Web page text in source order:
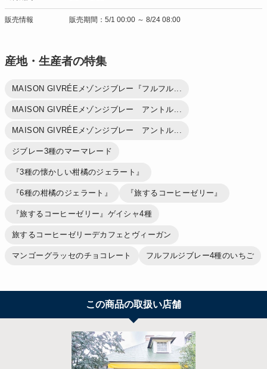
販売情報 販売期間：5/1 00:00 ～ 8/24 08:00
産地・生産者の特集
MAISON GIVRÉEメゾンジブレー『フルフル...
MAISON GIVRÉEメゾンジブレー アントル...
MAISON GIVRÉEメゾンジブレー アントル...
ジブレー3種のマーマレード
『3種の懐かしい柑橘のジェラート』
『6種の柑橘のジェラート』 『旅するコーヒーゼリー』
『旅するコーヒーゼリー』ゲイシャ4種
旅するコーヒーゼリーデカフェとヴィーガン
マンゴーグラッセのチョコレート フルフルジブレー4種のいちご
この商品の取扱い店舗